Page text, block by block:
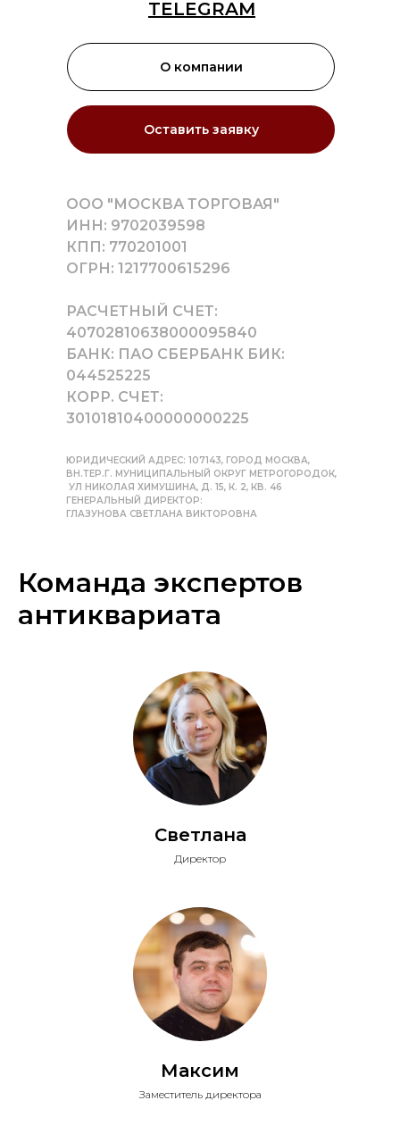
Оставить заявку
О компании
TELEGRAM
ООО "МОСКВА ТОРГОВАЯ"
ИНН: 9702039598
КПП: 770201001
ОГРН: 1217700615296
РАСЧЕТНЫЙ СЧЕТ:
40702810638000095840
БАНК: ПАО СБЕРБАНК БИК:
044525225
КОРР. СЧЕТ:
30101810400000000225
ЮРИДИЧЕСКИЙ АДРЕС: 107143, ГОРОД МОСКВА,
ВН.ТЕР.Г. МУНИЦИПАЛЬНЫЙ ОКРУГ МЕТРОГОРОДОК,
УЛ НИКОЛАЯ ХИМУШИНА, Д. 15, К. 2, КВ. 46
ГЕНЕРАЛЬНЫЙ ДИРЕКТОР:
ГЛАЗУНОВА СВЕТЛАНА ВИКТОРОВНА
Команда экспертов
антиквариата
Светлана
Директор
Максим
Заместитель директора